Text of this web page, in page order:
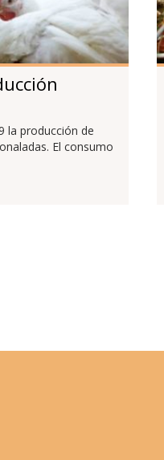
la producción de
El consumo